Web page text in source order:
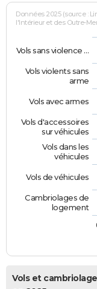
Données 2025 (source :
l'Intérieur et des Outre-
Vols sans violence …
Vols violents sans
arme
Vols avec armes
Vols d'accessoires
sur véhicules
Vols dans les
véhicules
Vols de véhicules
Cambriolages de
logement
Vols et